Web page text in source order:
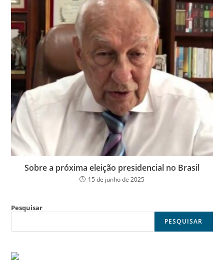
Sobre a próxima eleição presidencial no Brasil
15 de junho de 2025
Pesquisar
PESQUISAR